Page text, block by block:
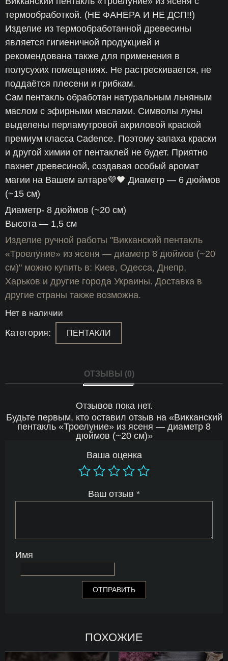
термообработкой. (НЕ ФАНЕРА И НЕ ДСП!!)
Изделие из термообработанной древесины
является гигиеничной продукцией и
рекомендована также для применения в
полусухих помещениях. Не растрескивается, не
поддаётся плесени и грибкам.
Сам пентакль обработан натуральным льняным
маслом с эфирными маслами. Символы луны
выделены перламутровой акриловой краской
премиум класса Cadence. Поэтому запаха краски
и другой химии от пентаклей не будет. Приятно
пахнет древесиной, создавая особый аромат
магии на Вашем алтаре💜🖤 Диаметр — 6 дюймов
(~15 см)
Диаметр- 8 дюймов (~20 см)
Высота — 1,5 см
Изделие ручной работы "Викканский пентакль
«Троелуние» из ясеня — диаметр 8 дюймов (~20
см)" можно купить в: Киев, Одесса, Днепр,
Харьков и другие города Украины. Доставка в
другие страны также возможна.
Нет в наличии
Категория: ПЕНТАКЛИ
ОТЗЫВЫ (0)
Отзывов пока нет.
Будьте первым, кто оставил отзыв на «Викканский
пентакль «Троелуние» из ясеня — диаметр 8
дюймов (~20 см)»
Ваша оценка
Ваш отзыв *
Имя
ПОХОЖИЕ